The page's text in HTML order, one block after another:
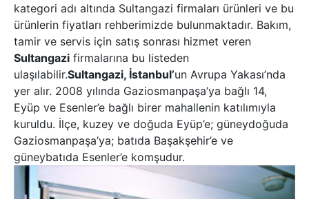
kategori adı altında Sultangazi firmaları ürünleri ve bu
ürünlerin fiyatları rehberimizde bulunmaktadır. Bakım,
tamir ve servis için satış sonrası hizmet veren
Sultangazi firmalarına bu listeden
ulaşılabilir.Sultangazi, İstanbul’un Avrupa Yakası’nda
yer alır. 2008 yılında Gaziosmanpaşa’ya bağlı 14,
Eyüp ve Esenler’e bağlı birer mahallenin katılımıyla
kuruldu. İlçe, kuzey ve doğuda Eyüp’e; güneydoğuda
Gaziosmanpaşa’ya; batıda Başakşehir’e ve
güneybatıda Esenler’e komşudur.